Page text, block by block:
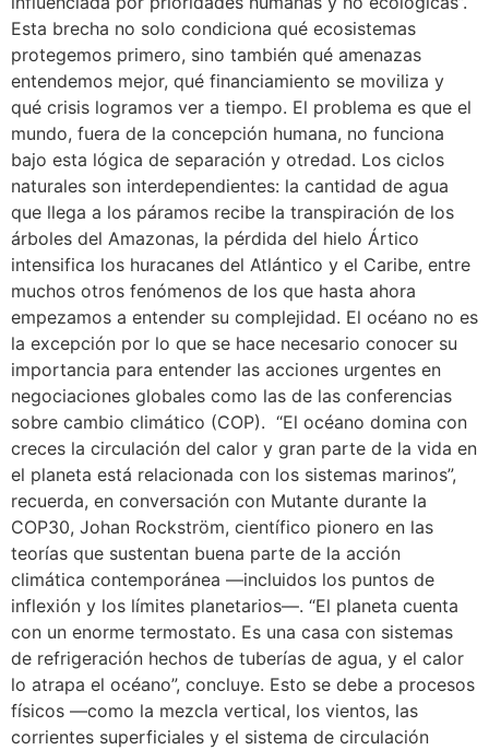
Esta brecha no solo condiciona qué ecosistemas
protegemos primero, sino también qué amenazas
entendemos mejor, qué financiamiento se moviliza y
qué crisis logramos ver a tiempo. El problema es que el
mundo, fuera de la concepción humana, no funciona
bajo esta lógica de separación y otredad. Los ciclos
naturales son interdependientes: la cantidad de agua
que llega a los páramos recibe la transpiración de los
árboles del Amazonas, la pérdida del hielo Ártico
intensifica los huracanes del Atlántico y el Caribe, entre
muchos otros fenómenos de los que hasta ahora
empezamos a entender su complejidad. El océano no es
la excepción por lo que se hace necesario conocer su
importancia para entender las acciones urgentes en
negociaciones globales como las de las conferencias
sobre cambio climático (COP). “El océano domina con
creces la circulación del calor y gran parte de la vida en
el planeta está relacionada con los sistemas marinos”,
recuerda, en conversación con Mutante durante la
COP30, Johan Rockström, científico pionero en las
teorías que sustentan buena parte de la acción
climática contemporánea —incluidos los puntos de
inflexión y los límites planetarios—. “El planeta cuenta
con un enorme termostato. Es una casa con sistemas
de refrigeración hechos de tuberías de agua, y el calor
lo atrapa el océano”, concluye. Esto se debe a procesos
físicos —como la mezcla vertical, los vientos, las
corrientes superficiales y el sistema de circulación